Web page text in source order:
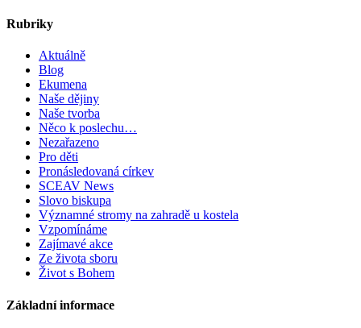
Rubriky
Aktuálně
Blog
Ekumena
Naše dějiny
Naše tvorba
Něco k poslechu…
Nezařazeno
Pro děti
Pronásledovaná církev
SCEAV News
Slovo biskupa
Významné stromy na zahradě u kostela
Vzpomínáme
Zajímavé akce
Ze života sboru
Život s Bohem
Základní informace